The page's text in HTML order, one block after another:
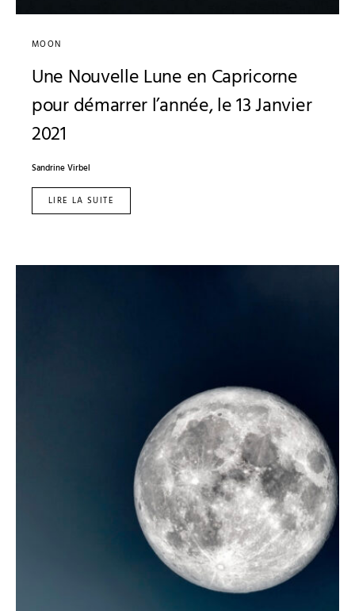
MOON
Une Nouvelle Lune en Capricorne
pour démarrer l’année, le 13 Janvier
2021
Sandrine Virbel
LIRE LA SUITE